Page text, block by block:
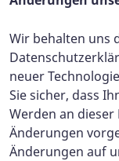
Wir behalten uns
neuer
Sie sicher, dass
Werden an
Änderungen
Änderungen auf